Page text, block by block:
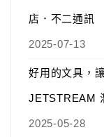
店．不二通訊
2025-07-13
好用的文具，
JETSTREAM
2025-05-28